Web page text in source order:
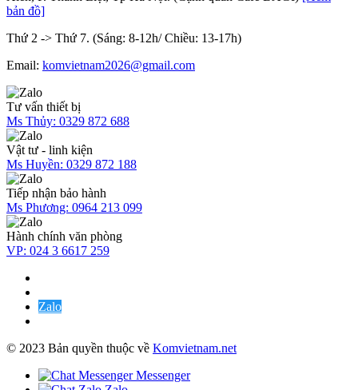
bản đồ]
Thứ 2 -> Thứ 7. (Sáng: 8-12h/ Chiều: 13-17h)
Email: komvietnam2026@gmail.com
Tư vấn thiết bị
Ms Thủy: 0329 872 688
Vật tư - linh kiện
Ms Huyền: 0329 872 188
Tiếp nhận bảo hành
Ms Phương: 0964 213 099
Hành chính văn phòng
VP: 024 3 6617 259
Zalo
© 2023 Bản quyền thuộc về Komvietnam.net
Messenger